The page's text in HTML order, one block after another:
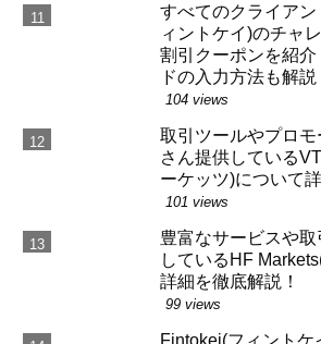
すべてのクライア
ィントケイ)のチャ
割引クーポンを紹
ドの入力方法も解説
104 views
取引ツールやプロモ
さん提供している
ーケッツ)について
101 views
豊富なサービスや
しているHF
詳細を徹底解説！
99 views
Fintokei(フィントケ